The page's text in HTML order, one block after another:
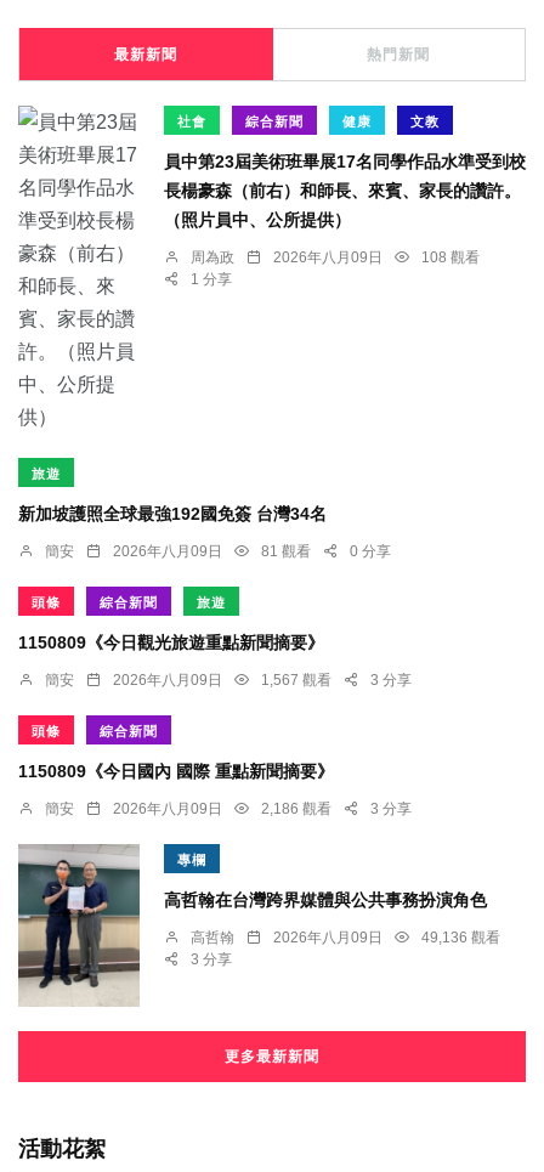
最新新聞 熱門新聞
社會 綜合新聞 健康 文教
員中第23屆美術班畢展17名同學作品水準受到校
長楊豪森（前右）和師長、來賓、家長的讚許。
（照片員中、公所提供）
周為政 2026年八月09日
108 觀看
1 分享
旅遊
新加坡護照全球最強192國免簽 台灣34名
簡安 2026年八月09日 81 觀看 0 分享
頭條 綜合新聞 旅遊
1150809《今日觀光旅遊重點新聞摘要》
簡安 2026年八月09日 1,567 觀看 3 分享
頭條 綜合新聞
1150809《今日國內 國際 重點新聞摘要》
簡安 2026年八月09日 2,186 觀看 3 分享
專欄
高哲翰在台灣跨界媒體與公共事務扮演角色
高哲翰 2026年八月09日
49,136 觀看
3 分享
更多最新新聞
活動花絮